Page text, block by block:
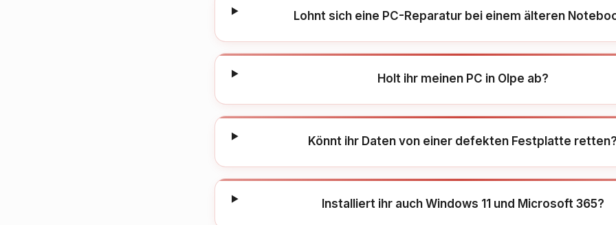
Lohnt sich eine PC-Reparatur bei einem älteren
Holt ihr meinen PC in Olpe ab?
Könnt ihr Daten von einer defekten Festplatte
Installiert ihr auch Windows 11 und Microsoft 365?